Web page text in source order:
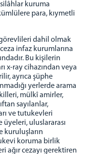
silâhlar kuruma
para, kıymetli
dahil olmak
infaz kurumlarına
Bu kişilerin
x-ray cihazından veya
ayrıca şüphe
yerlerde arama
mülkî amirler,
sayılanlar,
ve tutukevleri
uluslararası
kuruluşların
koruma birlik
ağır cezayı gerektiren